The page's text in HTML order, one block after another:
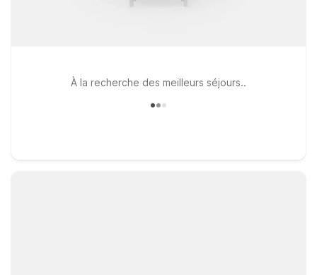
À la recherche des meilleurs séjours..